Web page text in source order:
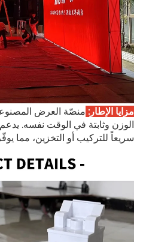
مزايا الإطار: منصّة العرض المصنوعة
الوزن وثابتة في الوقت نفسه.
سريعاً للتركيب أو التخزين، مما يوفّر